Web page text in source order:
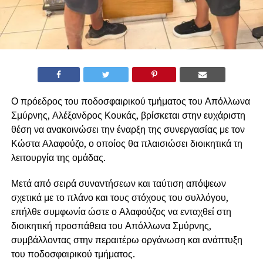
Ο πρόεδρος του ποδοσφαιρικού τμήματος του Απόλλωνα
Σμύρνης, Αλέξανδρος Κουκάς, βρίσκεται στην ευχάριστη
θέση να ανακοινώσει την έναρξη της συνεργασίας με τον
Κώστα Αλαφούζο, ο οποίος θα πλαισιώσει διοικητικά τη
λειτουργία της ομάδας.
Μετά από σειρά συναντήσεων και ταύτιση απόψεων
σχετικά με το πλάνο και τους στόχους του συλλόγου,
επήλθε συμφωνία ώστε ο Αλαφούζος να ενταχθεί στη
διοικητική προσπάθεια του Απόλλωνα Σμύρνης,
συμβάλλοντας στην περαιτέρω οργάνωση και ανάπτυξη
του ποδοσφαιρικού τμήματος.